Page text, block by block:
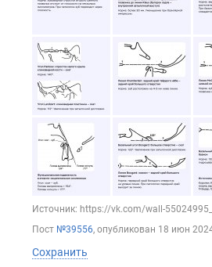
Источник: https://vk.com/wall-
Пост №39556, опубликован 18 июн
Сохранить